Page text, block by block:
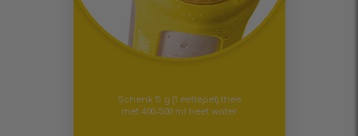
Schenk 5 g (1 eetlepel) thee
met 400-500 ml heet water